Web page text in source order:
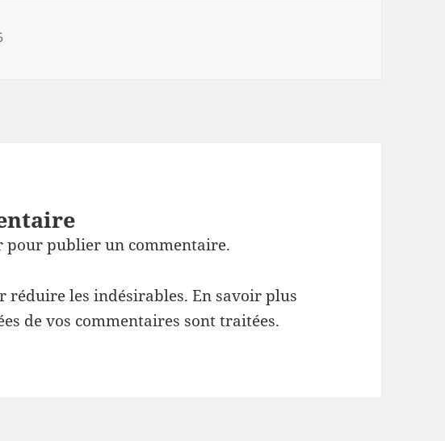
pour publier un commentaire.
réduire les indésirables.En savoir plus
de vos commentaires sont traitées.